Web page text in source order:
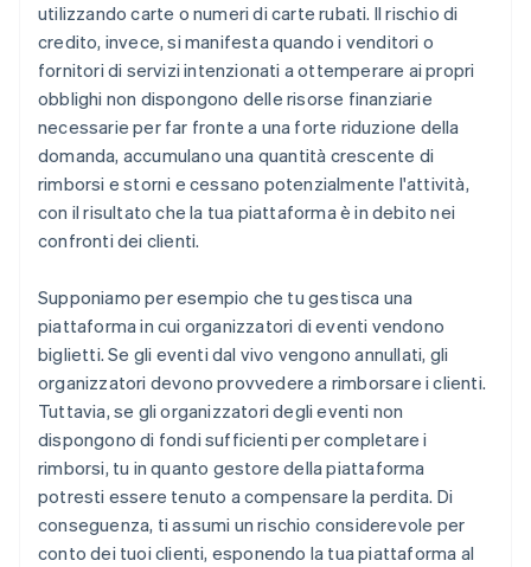
utilizzando carte o numeri di carte rubati. Il rischio di
credito, invece, si manifesta quando i venditori o
fornitori di servizi intenzionati a ottemperare ai propri
obblighi non dispongono delle risorse finanziarie
necessarie per far fronte a una forte riduzione della
domanda, accumulano una quantità crescente di
rimborsi e storni e cessano potenzialmente l'attività,
con il risultato che la tua piattaforma è in debito nei
confronti dei clienti.
Supponiamo per esempio che tu gestisca una
piattaforma in cui organizzatori di eventi vendono
biglietti. Se gli eventi dal vivo vengono annullati, gli
organizzatori devono provvedere a rimborsare i clienti.
Tuttavia, se gli organizzatori degli eventi non
dispongono di fondi sufficienti per completare i
rimborsi, tu in quanto gestore della piattaforma
potresti essere tenuto a compensare la perdita. Di
conseguenza, ti assumi un rischio considerevole per
conto dei tuoi clienti, esponendo la tua piattaforma al